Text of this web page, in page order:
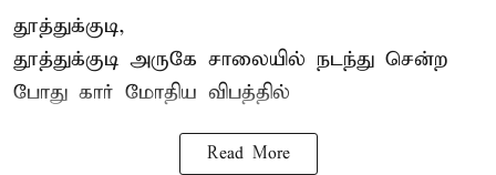
தூத்துக்குடி,
தூத்துக்குடி அருகே சாலையில் நடந்து சென்ற
போது கார் மோதிய விபத்தில்
Read More